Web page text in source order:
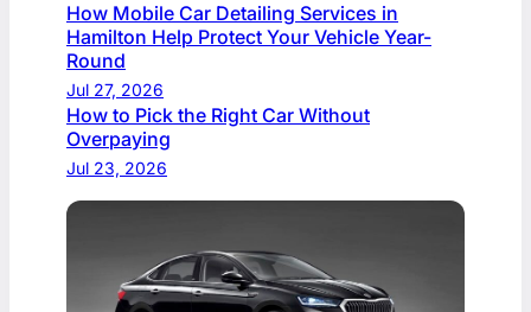
How Mobile Car Detailing Services in
Hamilton Help Protect Your Vehicle Year-
Round
Jul 27, 2026
How to Pick the Right Car Without
Overpaying
Jul 23, 2026